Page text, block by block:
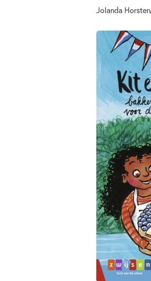
Jolanda Horsten